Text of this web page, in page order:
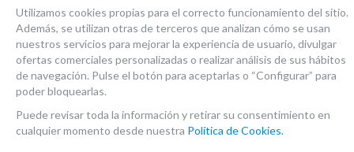
Limpiador con plomada
Gamuza de Seda
Grasa para corchos
GARANTÍA DE 2 AÑOS
En Atelier de Celia ofrecemos servicio de
Luthería y hacemos envíos a toda España.
Utilizamos cookies propias para el correcto funcionamiento del sitio.
Además, se utilizan otras de terceros que analizan cómo se usan
nuestros servicios para mejorar la experiencia de usuario, divulgar
ofertas comerciales personalizadas o realizar análisis de sus hábitos
de navegación. Pulse el botón para aceptarlas o “Configurar” para
poder bloquearlas.
Puede revisar toda la información y retirar su consentimiento en
cualquier momento desde nuestra Política de Cookies.